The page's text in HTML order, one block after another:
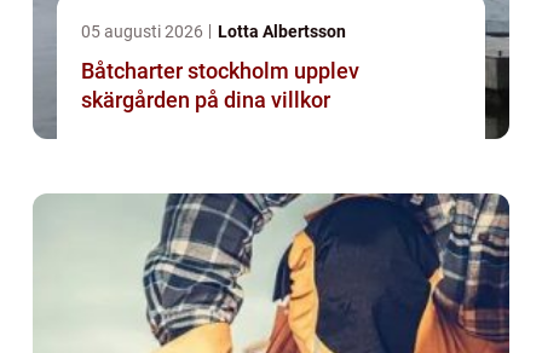
05 augusti 2026 Lotta Albertsson
Båtcharter stockholm upplev
skärgården på dina villkor